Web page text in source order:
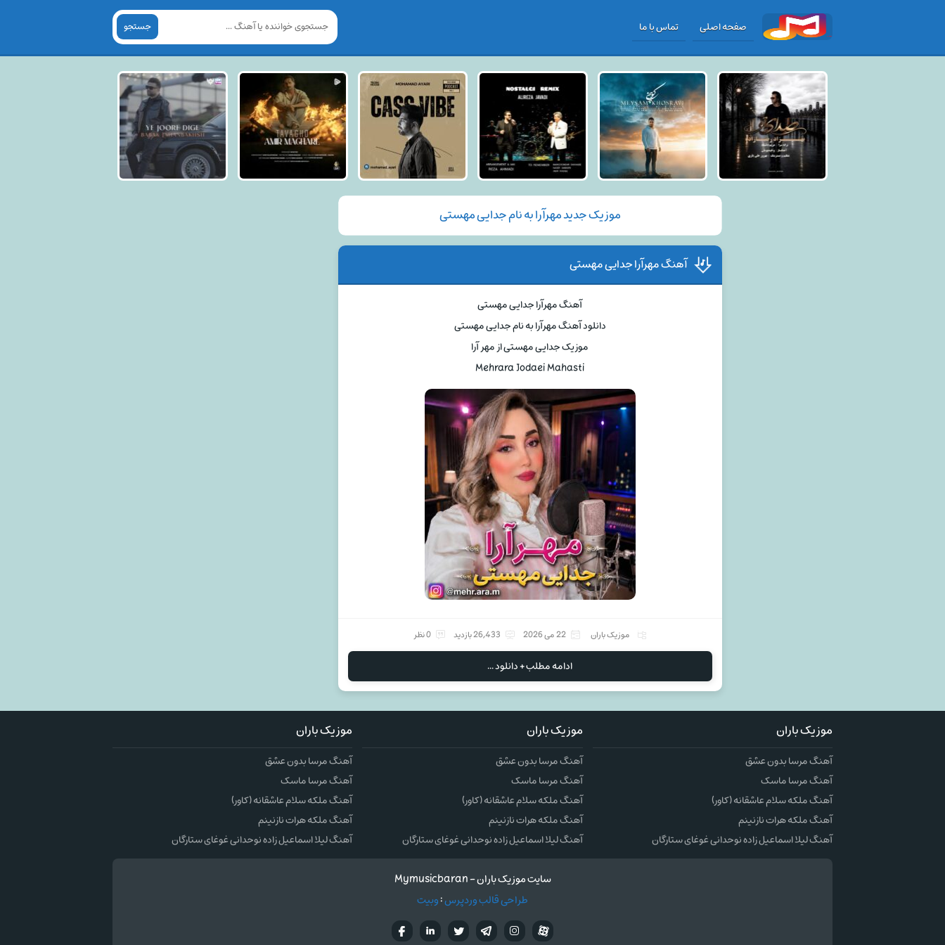
صفحه اصلی تماس با ما جستجو
موزیک جدید مهرآرا به نام جدایی مهستی
آهنگ مهرآرا جدایی مهستی
آهنگ مهرآرا جدایی مهستی
دانلود آهنگ مهرآرا به نام جدایی مهستی
موزیک جدایی مهستی از مهر آرا
Mehrara Jodaei Mahasti
موزیک باران 22 می 2026 26,433 بازدید 0 نظر
ادامه مطلب + دانلود ...
موزیک باران
آهنگ مرسا بدون عشق
آهنگ مرسا ماسک
آهنگ ملکه سلام عاشقانه (کاور)
آهنگ ملکه هرات نازنینم
آهنگ لیلا اسماعیل زاده نوحدانی غوغای ستارگان
موزیک باران
آهنگ مرسا بدون عشق
آهنگ مرسا ماسک
آهنگ ملکه سلام عاشقانه (کاور)
آهنگ ملکه هرات نازنینم
آهنگ لیلا اسماعیل زاده نوحدانی غوغای ستارگان
موزیک باران
آهنگ مرسا بدون عشق
آهنگ مرسا ماسک
آهنگ ملکه سلام عاشقانه (کاور)
آهنگ ملکه هرات نازنینم
آهنگ لیلا اسماعیل زاده نوحدانی غوغای ستارگان
سایت موزیک باران - Mymusicbaran
طراحی قالب وردپرس:وبیت
تويترتلگرام
اینستاگرام آپارات